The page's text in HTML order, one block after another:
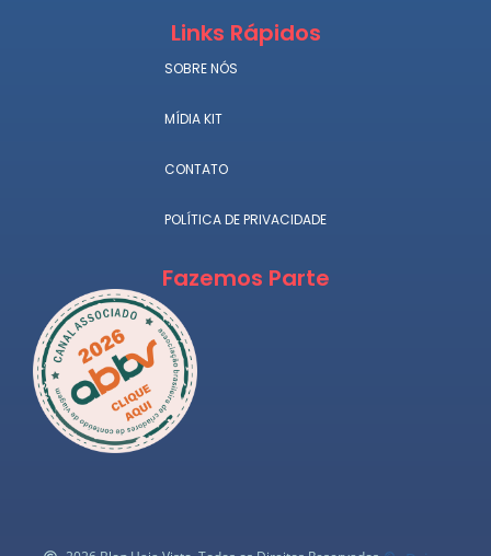
Links Rápidos
SOBRE NÓS
MÍDIA KIT
CONTATO
POLÍTICA DE PRIVACIDADE
Fazemos Parte